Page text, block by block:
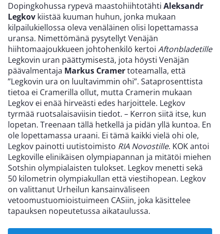
Dopingkohussa rypevä maastohiihtotähti Aleksandr
Legkov kiistää kuuman huhun, jonka mukaan
kilpailukiellossa oleva venäläinen olisi lopettamassa
uransa. Nimettömänä pysytellyt Venäjän
hiihtomaajoukkueen johtohenkilö kertoi Aftonbladetille
Legkovin uran päättymisestä, jota höysti Venäjän
päävalmentaja Markus Cramertoteamalla, että
”Legkovin ura on luultavimmin ohi”. Sataprosenttista
tietoa ei Cramerilla ollut, mutta Cramerin mukaan
Legkov ei enää hirveästi edes harjoittele. Legkov
tyrmää ruotsalaisaviisin tiedot. – Kerron siitä itse, kun
lopetan. Treenaan tällä hetkellä ja pidän yllä kuntoa. En
ole lopettamassa uraani. Ei tämä kaikki vielä ohi ole,
Legkov painotti uutistoimisto RIA Novostille. KOK antoi
Legkoville elinikäisen olympiapannan ja mitätöi miehen
Sotshin olympialaisten tulokset. Legkov menetti sekä
50 kilometrin olympiakullan että viestihopean. Legkov
on valittanut Urheilun kansainväliseen
vetoomustuomioistuimeen CASiin, joka käsittelee
tapauksen nopeutetussa aikataulussa.